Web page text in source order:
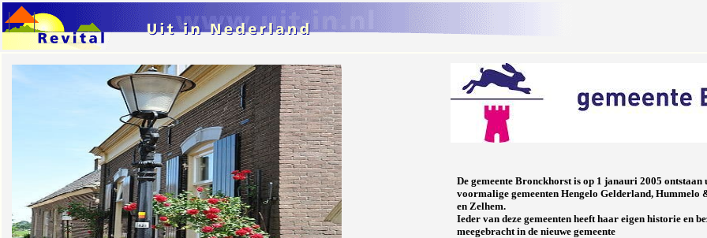
De gemeente Bronckhorst is op 1 janauri 2005 ontstaan
voormalige gemeenten Hengelo Gelderland, Hummelo
en Zelhem.
Ieder van deze gemeenten heeft haar eigen historie en
meegebracht in de nieuwe gemeente